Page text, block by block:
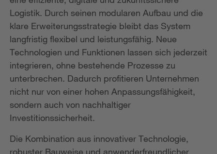
Logistik. Durch seinen modularen Aufbau und die
klare Erweiterungsstrategie bleibt das System
langfristig flexibel und leistungsfähig. Neue
Technologien und Funktionen lassen sich jederzeit
integrieren, ohne bestehende Prozesse zu
unterbrechen. Dadurch profitieren Unternehmen
nicht nur von einer hohen Anpassungsfähigkeit,
sondern auch von nachhaltiger
Investitionssicherheit.
Die Kombination aus innovativer Technologie,
robuster Bauweise und anwenderfreundlicher